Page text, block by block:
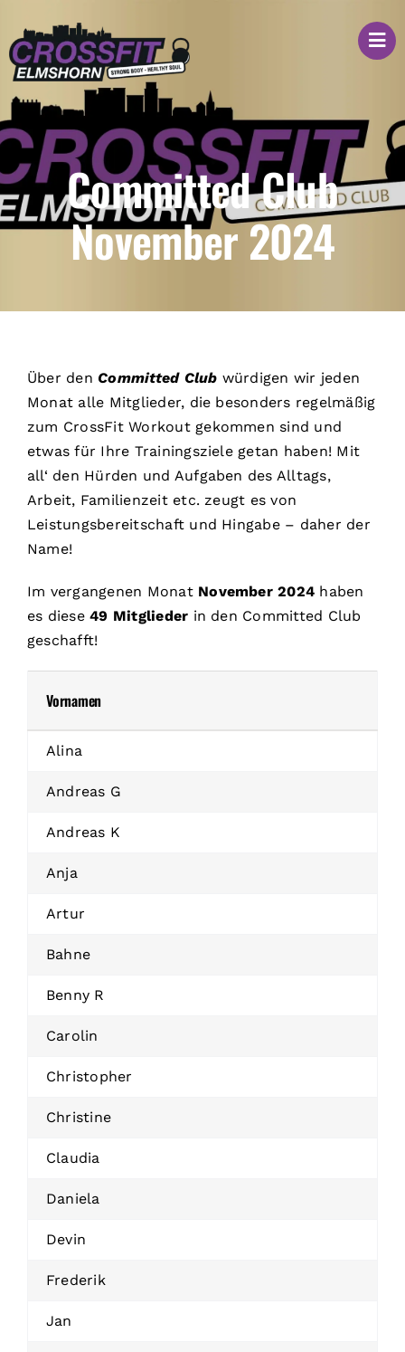
Inhalt
springen
Committed Club
November 2024
Über den Committed Club würdigen wir jeden
Monat alle Mitglieder, die besonders regelmäßig
zum CrossFit Workout gekommen sind und
etwas für Ihre Trainingsziele getan haben! Mit
all‘ den Hürden und Aufgaben des Alltags,
Arbeit, Familienzeit etc. zeugt es von
Leistungsbereitschaft und Hingabe – daher der
Name!
Im vergangenen Monat November 2024 haben
es diese49 Mitglieder in den Committed Club
geschafft!
Vornamen
Alina
Andreas G
Andreas K
Anja
Artur
Bahne
Benny R
Carolin
Christopher
Christine
Claudia
Daniela
Devin
Frederik
Jan